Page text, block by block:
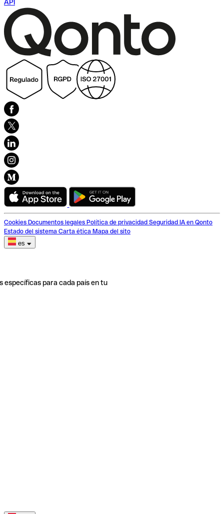
API
Cookies Documentos legales Política de privacidad Seguridad IA en Qonto
Estado del sistema Carta ética Mapa del sito
es
específicas para cada país en tu